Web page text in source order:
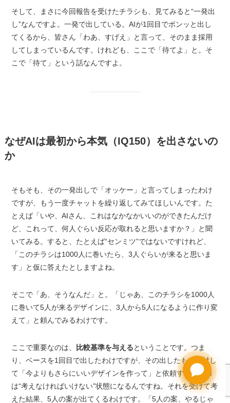
そして、まさに今回報告を受けたチラシも、見てみると“一発出
し”なんですよ。一発で出している。AIが1回目でボンッと出し
てくるから、皆さん「わあ、すげえ」と言って、そのまま採用
してしまっているんです。けれども、ここで「待てよ」と。そ
こで「待て」という話なんですよ。
なぜAIは最初から本気（IQ150）を出さないの
か
そもそも、その一発出しで「オッケー」と言ってしまったわけ
ですが、もう一度チャットを繰り返してみてほしいんです。た
とえば「いや、AIさん、これはなかなかいいのができたんだけ
ど、これって、何人ぐらい反応が取れると思いますか？」と聞
いてみる。すると、たとえば“センミツ”ではないですけれど、
「このチラシは1000人に巻いたら、3人ぐらいが来ると思いま
す」と仮に答えたとしますよね。
そこで「あ、そうなんだ」と。「じゃあ、このチラシを1000人
に巻いて5人が来るデザインに、3人から5人になるように作り変
えて」と頼んでみるわけです。
ここで重要なのは、 比較基準を与えるということです。つま
り、ベースを1回目で出したわけですが、その出したものに対し
て「今よりもさらにいいデザインを作って」と依頼すると、AI
は“考えなければいけない”状態になるんですね。それを受けて考
えた結果、5人の案が出てくるわけです。「5人の案、やるじゃ
Need help?